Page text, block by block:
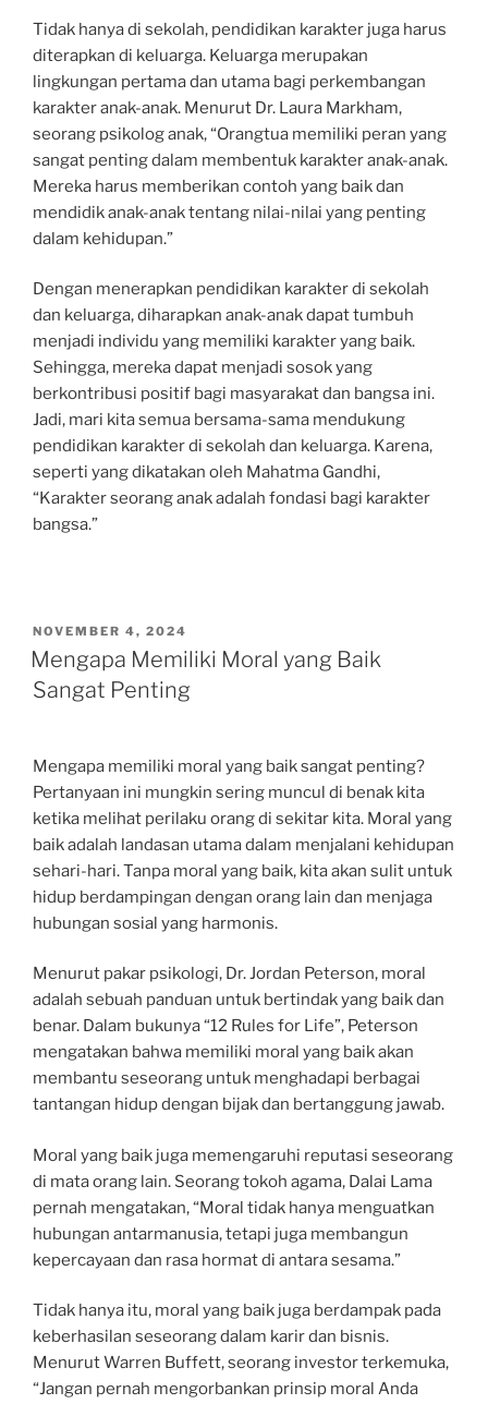
Tidak hanya di sekolah, pendidikan karakter juga harus
diterapkan di keluarga. Keluarga merupakan
lingkungan pertama dan utama bagi perkembangan
karakter anak-anak. Menurut Dr. Laura Markham,
seorang psikolog anak, “Orangtua memiliki peran yang
sangat penting dalam membentuk karakter anak-anak.
Mereka harus memberikan contoh yang baik dan
mendidik anak-anak tentang nilai-nilai yang penting
dalam kehidupan.”
Dengan menerapkan pendidikan karakter di sekolah
dan keluarga, diharapkan anak-anak dapat tumbuh
menjadi individu yang memiliki karakter yang baik.
Sehingga, mereka dapat menjadi sosok yang
berkontribusi positif bagi masyarakat dan bangsa ini.
Jadi, mari kita semua bersama-sama mendukung
pendidikan karakter di sekolah dan keluarga. Karena,
seperti yang dikatakan oleh Mahatma Gandhi,
“Karakter seorang anak adalah fondasi bagi karakter
bangsa.”
POSTED
ON
NOVEMBER 4, 2024
Mengapa Memiliki Moral yang Baik
Sangat Penting
Mengapa memiliki moral yang baik sangat penting?
Pertanyaan ini mungkin sering muncul di benak kita
ketika melihat perilaku orang di sekitar kita. Moral yang
baik adalah landasan utama dalam menjalani kehidupan
sehari-hari. Tanpa moral yang baik, kita akan sulit untuk
hidup berdampingan dengan orang lain dan menjaga
hubungan sosial yang harmonis.
Menurut pakar psikologi, Dr. Jordan Peterson, moral
adalah sebuah panduan untuk bertindak yang baik dan
benar. Dalam bukunya “12 Rules for Life”, Peterson
mengatakan bahwa memiliki moral yang baik akan
membantu seseorang untuk menghadapi berbagai
tantangan hidup dengan bijak dan bertanggung jawab.
Moral yang baik juga memengaruhi reputasi seseorang
di mata orang lain. Seorang tokoh agama, Dalai Lama
pernah mengatakan, “Moral tidak hanya menguatkan
hubungan antarmanusia, tetapi juga membangun
kepercayaan dan rasa hormat di antara sesama.”
Tidak hanya itu, moral yang baik juga berdampak pada
keberhasilan seseorang dalam karir dan bisnis.
Menurut Warren Buffett, seorang investor terkemuka,
“Jangan pernah mengorbankan prinsip moral Anda